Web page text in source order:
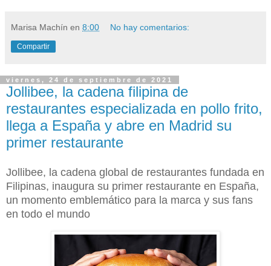
Marisa Machín en 8:00 No hay comentarios:
Compartir
viernes, 24 de septiembre de 2021
Jollibee, la cadena filipina de
restaurantes especializada en pollo frito,
llega a España y abre en Madrid su
primer restaurante
Jollibee, la cadena global de restaurantes fundada en
Filipinas, inaugura su primer restaurante en España,
un momento emblemático para la marca y sus fans
en todo el mundo